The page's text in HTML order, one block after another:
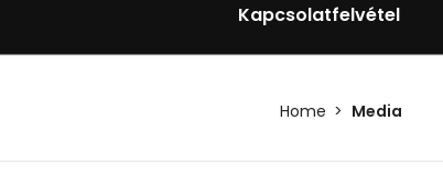
Kapcsolatfelvétel
Home Media